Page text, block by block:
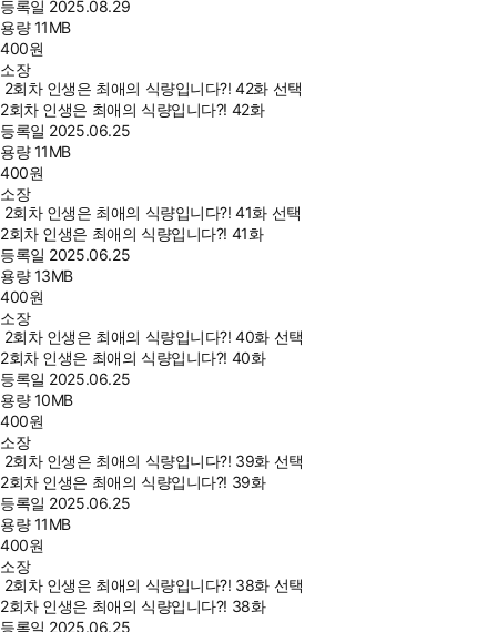
등록일 2025.08.29
용량11MB
400원
소장
2회차 인생은 최애의 식량입니다?! 42화 선택
2회차 인생은 최애의 식량입니다?! 42화
등록일 2025.06.25
용량11MB
400원
소장
2회차 인생은 최애의 식량입니다?! 41화 선택
2회차 인생은 최애의 식량입니다?! 41화
등록일 2025.06.25
용량13MB
400원
소장
2회차 인생은 최애의 식량입니다?! 40화 선택
2회차 인생은 최애의 식량입니다?! 40화
등록일 2025.06.25
용량10MB
400원
소장
2회차 인생은 최애의 식량입니다?! 39화 선택
2회차 인생은 최애의 식량입니다?! 39화
등록일 2025.06.25
용량11MB
400원
소장
2회차 인생은 최애의 식량입니다?! 38화 선택
2회차 인생은 최애의 식량입니다?! 38화
등록일 2025.06.25